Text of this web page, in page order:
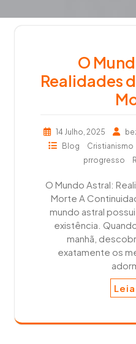
O
Realidades
14 Julho, 2025
Blog
Cristianismo
prrogresso
O Mundo Astral:
Morte A
mundo astral
existência.
manhã,
exatamente os